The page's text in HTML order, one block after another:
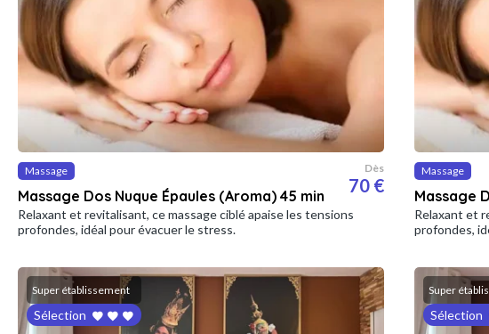
Massage
Massage Dos Nuque Épaules (Aroma) 45 min
Dès
70 €
Relaxant et revitalisant, ce massage ciblé apaise les tensions
profondes, idéal pour évacuer le stress.
Massage
Massage
Relaxant et
profondes,
Super établissement
Sélection
Super
Sélection